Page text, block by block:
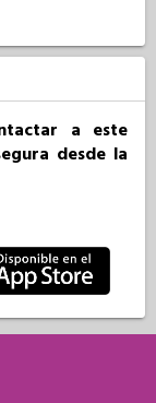
a este
desde la